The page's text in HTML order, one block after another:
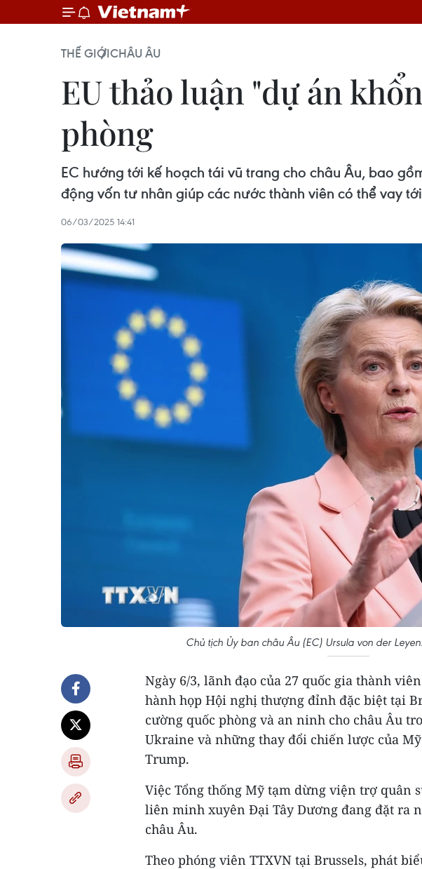
THẾ GIỚICHÂU ÂU
EU thảo luận "dự án
phòng
EC hướng tới kế hoạch tái vũ trang cho châu Âu, bao
động vốn tư nhân giúp các nước thành viên có thể vay
06/03/2025 14:41
Chủ tịch Ủy ban châu Âu (EC) Ursula von der
Ngày 6/3, lãnh đạo của 27 quốc gia thành
hành họp Hội nghị thượng đỉnh đặc biệt tại
cường quốc phòng và an ninh cho châu Âu
Ukraine và những thay đổi chiến lược của
Trump.
Việc Tổng thống Mỹ tạm dừng viện trợ quân
liên minh xuyên Đại Tây Dương đang đặt ra
châu Âu.
Theo phóng viên TTXVN tại Brussels, phát